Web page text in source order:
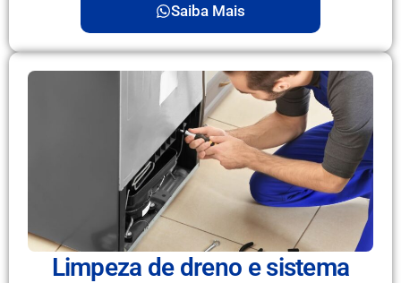
Saiba Mais
Limpeza de dreno e sistema